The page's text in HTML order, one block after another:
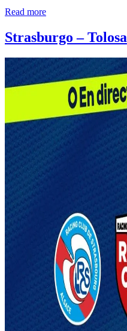
Read more
Strasburgo – Tolosa